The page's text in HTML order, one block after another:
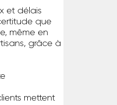
et délais
que
même en
grâce à
mettent